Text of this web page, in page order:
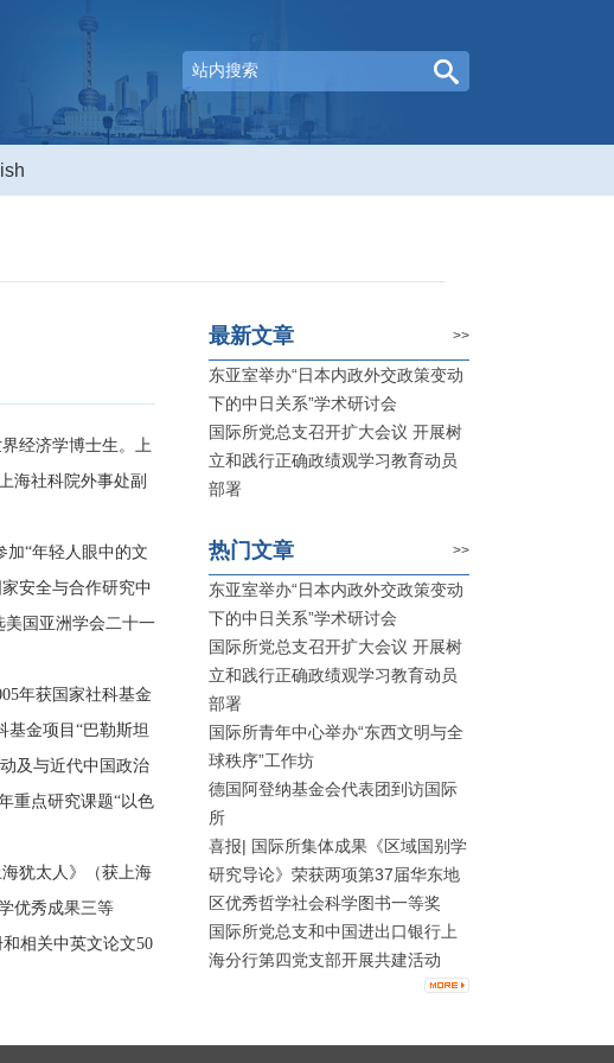
经济学博士生。上
海社科院外事处副
加“年轻人眼中的文
安全与合作研究中
美国亚洲学会二十一
年获国家社科基金
基金项目 “巴勒斯坦
及与近代中国政治
重点研究课题“以色
犹太人》（获上海
优秀成果三等
相关中英文论文50
最新文章 >>
东亚室举办“日本内政外交政策变动
下的中日关系”学术研讨会
国际所党总支召开扩大会议 开展树
立和践行正确政绩观学习教育动员
部署
热门文章 >>
东亚室举办“日本内政外交政策变动
下的中日关系”学术研讨会
国际所党总支召开扩大会议 开展树
立和践行正确政绩观学习教育动员
部署
国际所青年中心举办“东西文明与全
球秩序”工作坊
德国阿登纳基金会代表团到访国际
所
喜报| 国际所集体成果《区域国别学
研究导论》荣获两项第37届华东地
区优秀哲学社会科学图书一等奖
国际所党总支和中国进出口银行上
海分行第四党支部开展共建活动